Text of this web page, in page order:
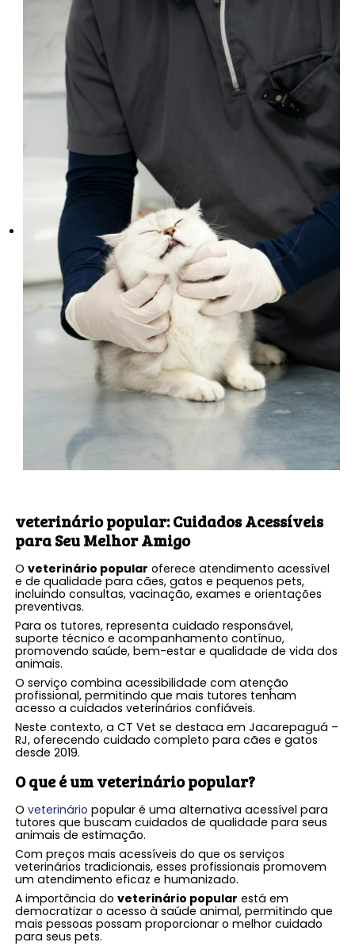
veterinário popular: Cuidados Acessíveis
para Seu Melhor Amigo
Oveterinário popular oferece atendimento acessível
e de qualidade para cães, gatos e pequenos pets,
incluindo consultas, vacinação, exames e orientações
preventivas.
Para os tutores, representa cuidado responsável,
suporte técnico e acompanhamento contínuo,
promovendo saúde, bem-estar e qualidade de vida dos
animais.
O serviço combina acessibilidade com atenção
profissional, permitindo que mais tutores tenham
acesso a cuidados veterinários confiáveis.
Neste contexto, a CT Vet se destaca em Jacarepaguá –
RJ, oferecendo cuidado completo para cães e gatos
desde 2019.
O que é umveterinário popular?
Oveterinário popular é uma alternativa acessível para
tutores que buscam cuidados de qualidade para seus
animais de estimação.
Com preços mais acessíveis do que os serviços
veterinários tradicionais, esses profissionais promovem
um atendimento eficaz e humanizado.
A importância doveterinário popular está em
democratizar o acesso à saúde animal, permitindo que
mais pessoas possam proporcionar o melhor cuidado
para seus pets.